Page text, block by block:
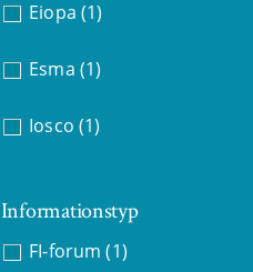
Eiopa (1)
Esma (1)
Iosco (1)
Informationstyp
FI-forum (1)